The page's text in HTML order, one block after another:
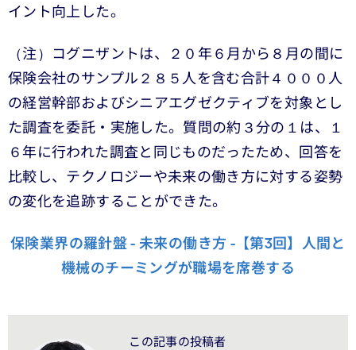
イント向上した。
（注）コグニザントは、２０年６月から８月の間に
保険会社のサンプル２８５人を含む合計４０００人
の経営幹部およびシニアエグゼクティブを対象とし
た調査を委託・実施した。質問の約３分の１は、１
６年に行われた調査と同じものだったため、回答を
比較し、テクノロジーや未来の働き方に対する姿勢
の変化を追跡することができた。
保険業界の羅針盤 - 未来の働き方 -【第3回】人間と
機械のチーミングが職場を席巻する
この記事の投稿者